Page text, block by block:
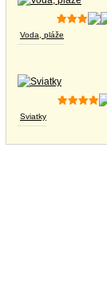
Voda, pláže
Sviatky